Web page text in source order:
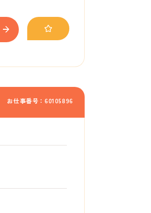
お仕事番号：60105896